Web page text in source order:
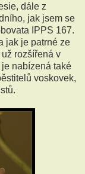
dále z
jak jsem se
IPPS 167.
jak je patrné ze
rozšířená v
nabízená také
voskovek,